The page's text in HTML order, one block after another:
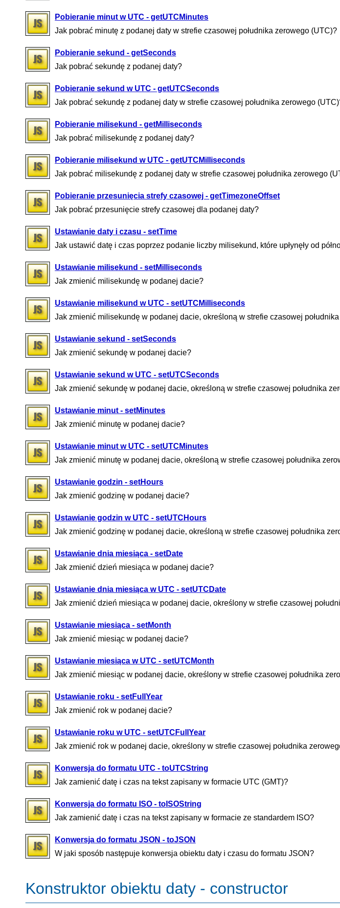
Pobieranie minut w UTC - getUTCMinutes
Jak pobrać minutę z podanej daty w strefie czasowej południka zerowego (UTC)?
Pobieranie sekund - getSeconds
Jak pobrać sekundę z podanej daty?
Pobieranie sekund w UTC - getUTCSeconds
Jak pobrać sekundę z podanej daty w strefie czasowej południka zerowego
Pobieranie milisekund - getMilliseconds
Jak pobrać milisekundę z podanej daty?
Pobieranie milisekund w UTC - getUTCMilliseconds
Jak pobrać milisekundę z podanej daty w strefie czasowej południka zerowego
Pobieranie przesunięcia strefy czasowej - getTimezoneOffset
Jak pobrać przesunięcie strefy czasowej dla podanej daty?
Ustawianie daty i czasu - setTime
Jak ustawić datę i czas poprzez podanie liczby milisekund, które upłynęły od
Ustawianie milisekund - setMilliseconds
Jak zmienić milisekundę w podanej dacie?
Ustawianie milisekund w UTC - setUTCMilliseconds
Jak zmienić milisekundę w podanej dacie, określoną w strefie czasowej
Ustawianie sekund - setSeconds
Jak zmienić sekundę w podanej dacie?
Ustawianie sekund w UTC - setUTCSeconds
Jak zmienić sekundę w podanej dacie, określoną w strefie czasowej południka
Ustawianie minut - setMinutes
Jak zmienić minutę w podanej dacie?
Ustawianie minut w UTC - setUTCMinutes
Jak zmienić minutę w podanej dacie, określoną w strefie czasowej południka
Ustawianie godzin - setHours
Jak zmienić godzinę w podanej dacie?
Ustawianie godzin w UTC - setUTCHours
Jak zmienić godzinę w podanej dacie, określoną w strefie czasowej południka
Ustawianie dnia miesiąca - setDate
Jak zmienić dzień miesiąca w podanej dacie?
Ustawianie dnia miesiąca w UTC - setUTCDate
Jak zmienić dzień miesiąca w podanej dacie, określony w strefie czasowej
Ustawianie miesiąca - setMonth
Jak zmienić miesiąc w podanej dacie?
Ustawianie miesiąca w UTC - setUTCMonth
Jak zmienić miesiąc w podanej dacie, określony w strefie czasowej południka
Ustawianie roku - setFullYear
Jak zmienić rok w podanej dacie?
Ustawianie roku w UTC - setUTCFullYear
Jak zmienić rok w podanej dacie, określony w strefie czasowej południka
Konwersja do formatu UTC - toUTCString
Jak zamienić datę i czas na tekst zapisany w formacie UTC (GMT)?
Konwersja do formatu ISO - toISOString
Jak zamienić datę i czas na tekst zapisany w formacie ze standardem ISO?
Konwersja do formatu JSON - toJSON
W jaki sposób następuje konwersja obiektu daty i czasu do formatu JSON?
Konstruktor obiektu daty - constructor